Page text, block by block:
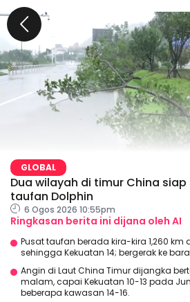
GLOBAL
Dua wilayah di timur China
taufan Dolphin
6 Ogos 2026 10:55pm
Ringkasan berita ini dijana oleh AI
Pusat taufan berada kira-kira 1,260 km
sehingga Kekuatan 14; bergerak ke
Angin di Laut China Timur dijangka
malam, capai Kekuatan 10-13 pada
beberapa kawasan 14-16.